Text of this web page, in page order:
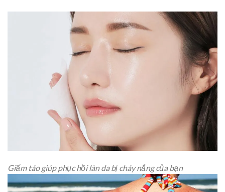
Giấm táo giúp phục hồi làn da bị cháy nắng của bạn